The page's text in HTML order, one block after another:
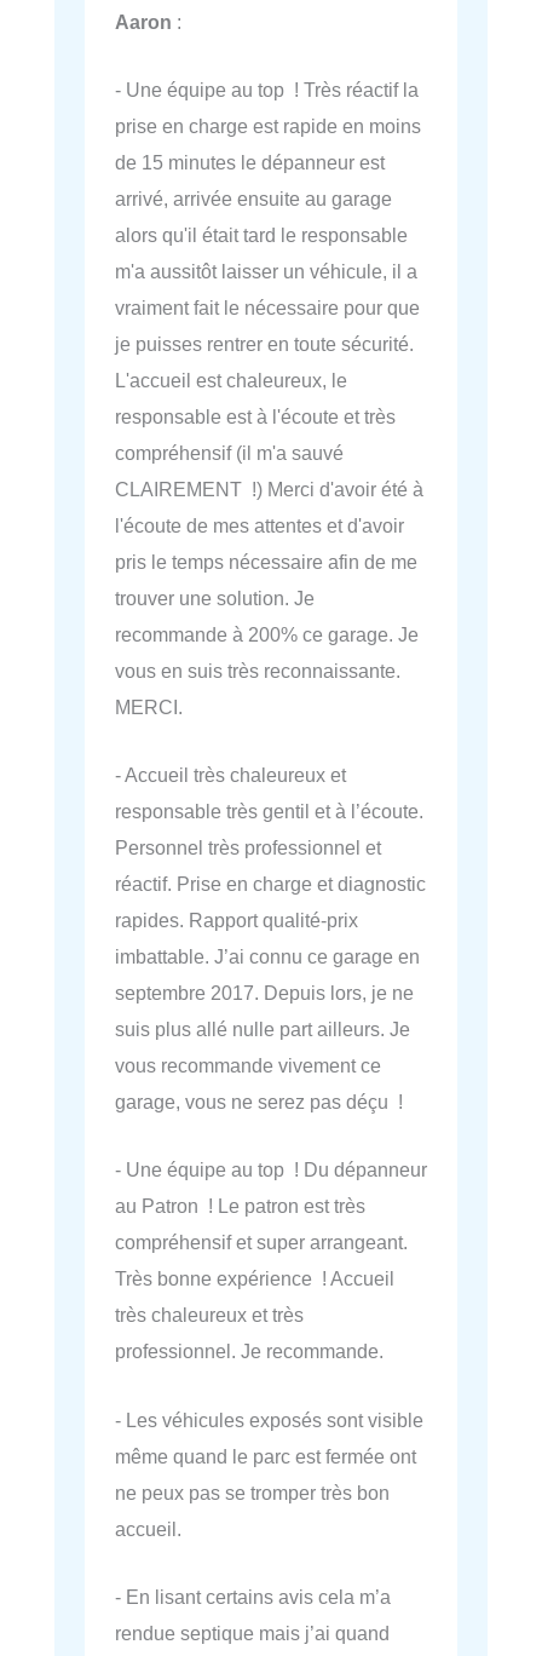
Aaron :
- Une équipe au top ! Très réactif la
prise en charge est rapide en moins
de 15 minutes le dépanneur est
arrivé, arrivée ensuite au garage
alors qu'il était tard le responsable
m'a aussitôt laisser un véhicule, il a
vraiment fait le nécessaire pour que
je puisses rentrer en toute sécurité.
L'accueil est chaleureux, le
responsable est à l'écoute et très
compréhensif (il m'a sauvé
CLAIREMENT !) Merci d'avoir été à
l'écoute de mes attentes et d'avoir
pris le temps nécessaire afin de me
trouver une solution. Je
recommande à 200% ce garage. Je
vous en suis très reconnaissante.
MERCI.
- Accueil très chaleureux et
responsable très gentil et à l’écoute.
Personnel très professionnel et
réactif. Prise en charge et diagnostic
rapides. Rapport qualité-prix
imbattable. J’ai connu ce garage en
septembre 2017. Depuis lors, je ne
suis plus allé nulle part ailleurs. Je
vous recommande vivement ce
garage, vous ne serez pas déçu !
- Une équipe au top ! Du dépanneur
au Patron ! Le patron est très
compréhensif et super arrangeant.
Très bonne expérience ! Accueil
très chaleureux et très
professionnel. Je recommande.
- Les véhicules exposés sont visible
même quand le parc est fermée ont
ne peux pas se tromper très bon
accueil.
- En lisant certains avis cela m’a
rendue septique mais j’ai quand